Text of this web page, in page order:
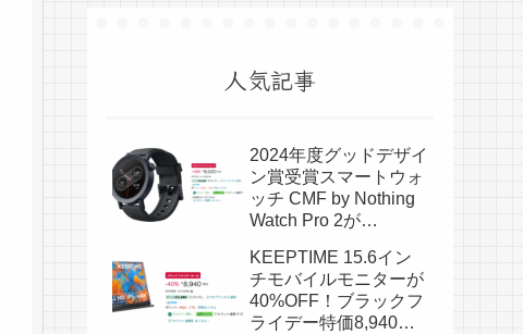
人気記事
2024年度グッドデザイ
ン賞受賞スマートウォ
ッチ CMF by Nothing
Watch Pro 2が
ライデー特価9,020
円！
KEEPTIME 15.6イン
チモバイルモニターが
40%OFF！ブラックフ
ライデー特価8,940